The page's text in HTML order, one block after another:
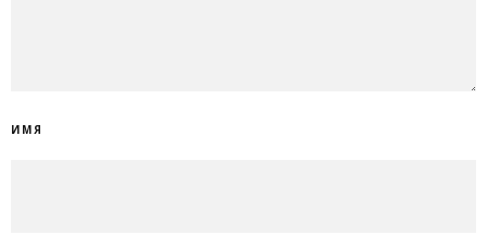
ИМЯ